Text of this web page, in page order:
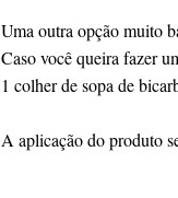
Uma outra opção muito
Caso você queira fazer
1 colher de sopa de
A aplicação do produto